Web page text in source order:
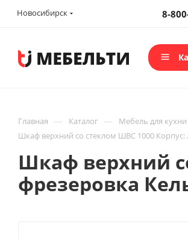
Новосибирск 8-
Главная — Каталог — Мебель для
Шкаф верхний со стеклом ШВС 1000
Шкаф верхний
фрезеровка